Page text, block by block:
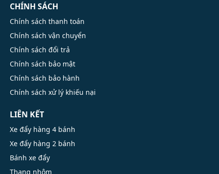
CHÍNH SÁCH
Chính sách thanh toán
Chính sách vận chuyển
Chính sách đổi trả
Chính sách bảo mật
Chính sách bảo hành
Chính sách xử lý khiếu nại
LIÊN KẾT
Xe đẩy hàng 4 bánh
Xe đẩy hàng 2 bánh
Bánh xe đẩy
Thang nhôm